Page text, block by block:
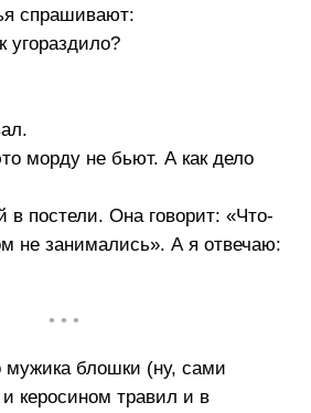
спрашивают:
угораздило?
морду не бьют. А как дело
постели. Она говорит: «Что-
не занимались». А я отвечаю:
• • •
мужика блошки (ну, сами
керосином травил и в